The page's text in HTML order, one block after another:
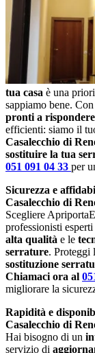
tua casa è una
sappiamo bene. Con
pronti a rispondere
efficienti: siamo il
Casalecchio di
sostituire la tua
051 091 04 33 per
Sicurezza e
Casalecchio di
Scegliere
professionisti
alta qualità e le
serrature. Proteggi
sostituzione
Chiamaci ora al
migliorare la
Rapidità e
Casalecchio di
Hai bisogno di un
servizio di